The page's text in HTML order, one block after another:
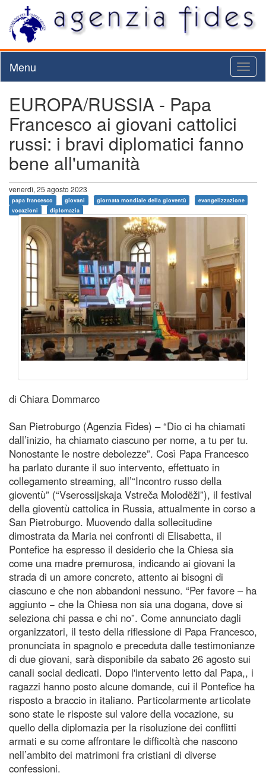
Menu
EUROPA/RUSSIA - Papa
Francesco ai giovani cattolici
russi: i bravi diplomatici fanno
bene all'umanità
venerdì, 25 agosto 2023
papa francesco giovani giornata mondiale della gioventù
evangelizzazione
vocazioni
diplomazia
di Chiara Dommarco
San Pietroburgo (Agenzia Fides) – “Dio ci ha chiamati
dall’inizio, ha chiamato ciascuno per nome, a tu per tu.
Nonostante le nostre debolezze”. Così Papa Francesco
ha parlato durante il suo intervento, effettuato in
collegamento streaming, all’“Incontro russo della
gioventù” (“Vserossijskaja Vstreča Molodëži”), il festival
della gioventù cattolica in Russia, attualmente in corso a
San Pietroburgo. Muovendo dalla sollecitudine
dimostrata da Maria nei confronti di Elisabetta, il
Pontefice ha espresso il desiderio che la Chiesa sia
come una madre premurosa, indicando ai giovani la
strada di un amore concreto, attento ai bisogni di
ciascuno e che non abbandoni nessuno. “Per favore – ha
aggiunto − che la Chiesa non sia una dogana, dove si
seleziona chi passa e chi no”. Come annunciato dagli
organizzatori, il testo della riflessione di Papa Francesco,
pronunciata in spagnolo e preceduta dalle testimonianze
di due giovani, sarà disponibile da sabato 26 agosto sui
canali social dedicati. Dopo l'intervento letto dal Papa,, i
ragazzi hanno posto alcune domande, cui il Pontefice ha
risposto a braccio in italiano. Particolarmente articolate
sono state le risposte sul valore della vocazione, su
quello della diplomazia per la risoluzione dei conflitti
armati e su come affrontare le difficoltà che nascono
nell’ambito dei matrimoni fra cristiani di diverse
confessioni.